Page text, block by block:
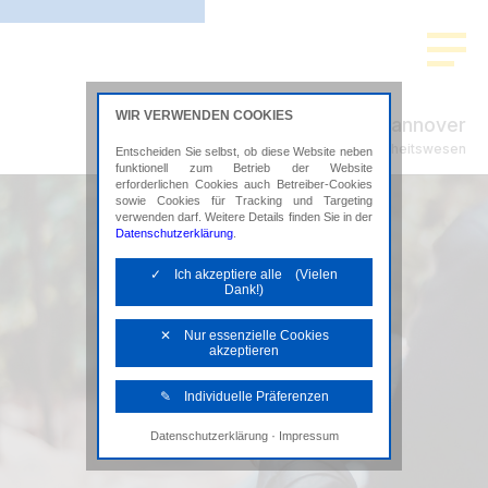
ADVISION Hannover
Steuerberatung im Gesundheitswesen
WIR VERWENDEN COOKIES
Entscheiden Sie selbst, ob diese Website neben
funktionell zum Betrieb der Website
erforderlichen Cookies auch Betreiber-Cookies
sowie Cookies für Tracking und Targeting
verwenden darf. Weitere Details finden Sie in der
Datenschutzerklärung
✓ Ich akzeptiere alle (Vielen
Dank!)
✕ Nur essenzielle Cookies
akzeptieren
✎ Individuelle Präferenzen
Notwendige Cookies
Diese Cookies sind erforderlich, um die
Datenschutzerklärung· Impressum